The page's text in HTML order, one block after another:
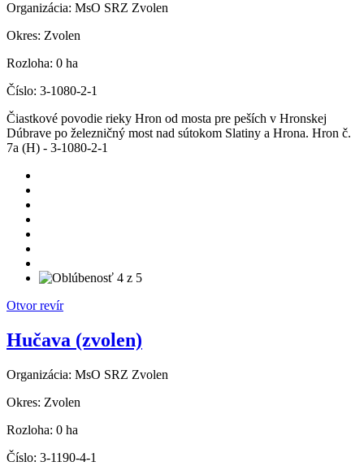
Organizácia: MsO SRZ Zvolen
Okres: Zvolen
Rozloha: 0 ha
Číslo: 3-1080-2-1
Čiastkové povodie rieky Hron od mosta pre peších v Hronskej
Dúbrave po železničný most nad sútokom Slatiny a Hrona. Hron č.
7a (H) - 3-1080-2-1
Otvor revír
Hučava (zvolen)
Organizácia: MsO SRZ Zvolen
Okres: Zvolen
Rozloha: 0 ha
Číslo: 3-1190-4-1